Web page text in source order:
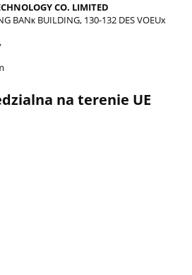
CO. LIMITED
BANк BUILDING, 130-132 DES VOEUх
na terenie UE